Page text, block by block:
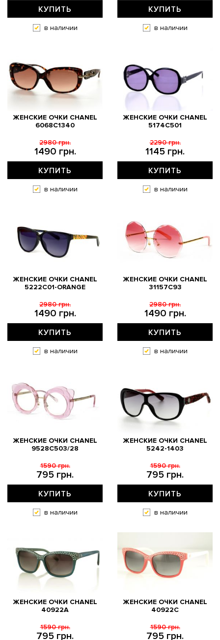
КУПИТЬ
в наличии
КУПИТЬ
в наличии
ЖЕНСКИЕ ОЧКИ CHANEL
6068C1340
1490 грн.
2980 грн.
КУПИТЬ
в наличии
ЖЕНСКИЕ ОЧКИ CHANEL
5174C501
1145 грн.
2290 грн.
КУПИТЬ
в наличии
ЖЕНСКИЕ ОЧКИ CHANEL
5222C01-ORANGE
1490 грн.
2980 грн.
КУПИТЬ
в наличии
ЖЕНСКИЕ ОЧКИ CHANEL
31157С93
1490 грн.
2980 грн.
КУПИТЬ
в наличии
ЖЕНСКИЕ ОЧКИ CHANEL
9528C503/28
795 грн.
1590 грн.
КУПИТЬ
в наличии
ЖЕНСКИЕ ОЧКИ CHANEL
5242-1403
795 грн.
1590 грн.
КУПИТЬ
в наличии
ЖЕНСКИЕ ОЧКИ CHANEL
40922A
795 грн.
1590 грн.
ЖЕНСКИЕ ОЧКИ CHANEL
40922C
795 грн.
1590 грн.